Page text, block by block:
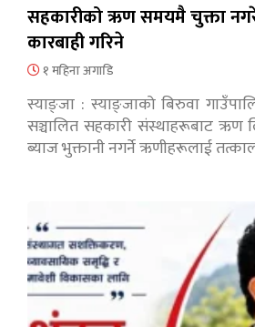
सहकारीको ऋण समयमै चुक्ता
कारबाही गरिने
१ महिना अगाडि
स्याङ्जा : स्याङ्जाको बिरुवा
सञ्चालित सहकारी संस्थाहरूबाट ऋण
ब्याज भुक्तानी नगर्ने ऋणीहरूलाई